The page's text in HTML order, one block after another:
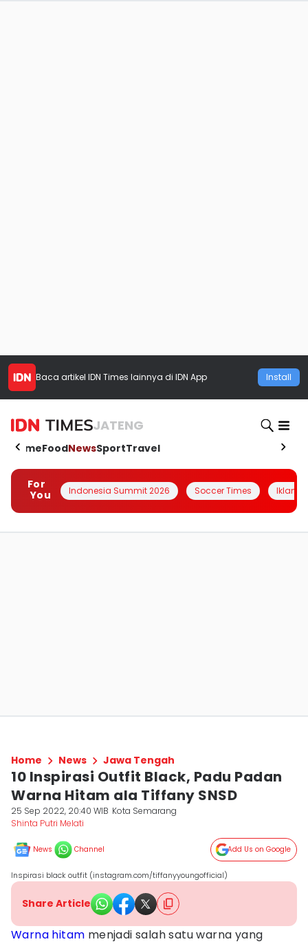
Baca artikel IDN Times lainnya di IDN App Install
JATENG
HomeFoodNewsSportTravel
For
You
Indonesia Summit 2026 Soccer Times Iklanin
Home News Jawa Tengah
10 Inspirasi Outfit Black, Padu Padan
Warna Hitam ala Tiffany SNSD
25 Sep 2022, 20:40 WIB Kota Semarang
Shinta Putri Melati
News Channel Add Us on Google
Inspirasi black outfit (instagram.com/tiffanyyoungofficial)
Share Article
Warna hitam menjadi salah satu warna yang